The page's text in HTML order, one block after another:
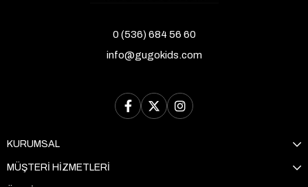
0 (536) 684 56 60
info@gugokids.com
KURUMSAL
MÜŞTERİ HİZMETLERİ